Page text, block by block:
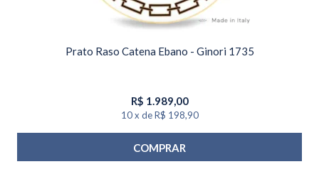
Prato Raso Catena Ebano - Ginori 1735
R$ 1.989,00
10 x de R$ 198,90
COMPRAR